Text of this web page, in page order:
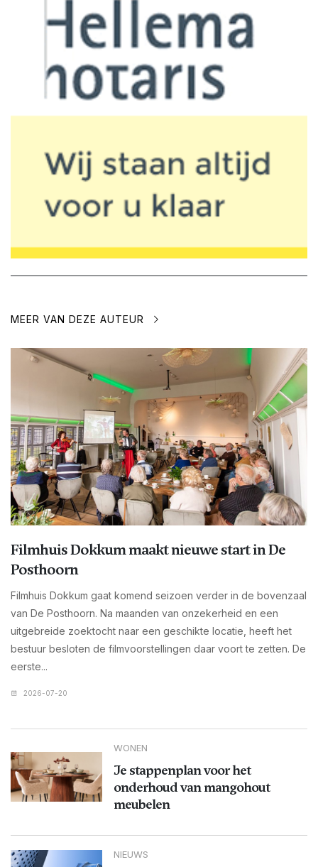
MEER VAN DEZE AUTEUR
Filmhuis Dokkum maakt nieuwe start in De
Posthoorn
Filmhuis Dokkum gaat komend seizoen verder in de bovenzaal
van De Posthoorn. Na maanden van onzekerheid en een
uitgebreide zoektocht naar een geschikte locatie, heeft het
bestuur besloten de filmvoorstellingen daar voort te zetten. De
eerste...
2026-07-20
WONEN
Je stappenplan voor het
onderhoud van mangohout
meubelen
NIEUWS